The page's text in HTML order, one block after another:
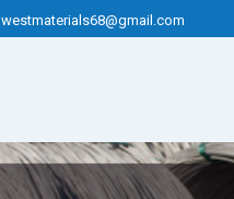
westmaterials68@gmail.com